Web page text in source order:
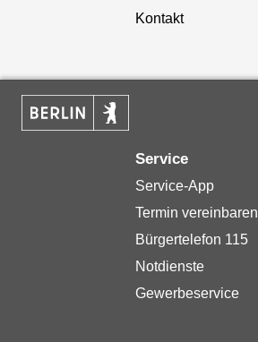
Kontakt
Service
Service-App
Termin vereinbaren
Bürgertelefon 115
Notdienste
Gewerbeservice